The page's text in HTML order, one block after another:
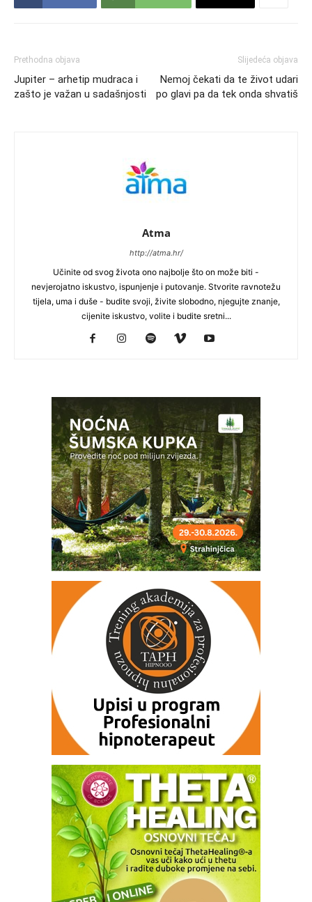
Prethodna objava
Jupiter – arhetip mudraca i
zašto je važan u sadašnjosti
Slijedeća objava
Nemoj čekati da te život udari
po glavi pa da tek onda shvatiš
Atma
http://atma.hr/
Učinite od svog života ono najbolje što on može biti -
nevjerojatno iskustvo, ispunjenje i putovanje. Stvorite ravnotežu
tijela, uma i duše - budite svoji, živite slobodno, njegujte znanje,
cijenite iskustvo, volite i budite sretni...